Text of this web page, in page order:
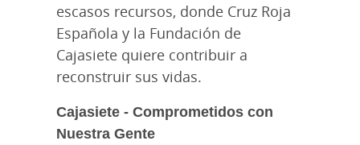
escasos recursos, donde Cruz Roja
Española y la Fundación de
Cajasiete quiere contribuir a
reconstruir sus vidas.
Cajasiete - Comprometidos con
Nuestra Gente